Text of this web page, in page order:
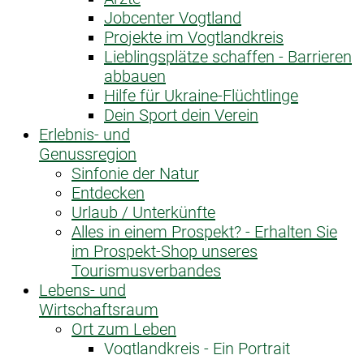
Jobcenter Vogtland
Projekte im Vogtlandkreis
Lieblingsplätze schaffen - Barrieren
abbauen
Hilfe für Ukraine-Flüchtlinge
Dein Sport dein Verein
Erlebnis- und
Genussregion
Sinfonie der Natur
Entdecken
Urlaub / Unterkünfte
Alles in einem Prospekt? - Erhalten Sie
im Prospekt-Shop unseres
Tourismusverbandes
Lebens- und
Wirtschaftsraum
Ort zum Leben
Vogtlandkreis - Ein Portrait